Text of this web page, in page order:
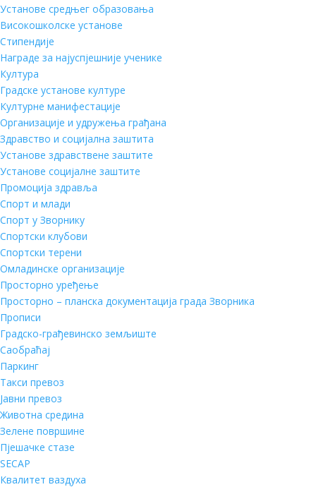
Установе средњег образовања
Високошколске установе
Стипендије
Награде за најуспјешније ученике
Култура
Градске установе културе
Културне манифестације
Организације и удружења грађана
Здравство и социјална заштита
Установе здравствене заштите
Установе социјалне заштите
Промоција здравља
Спорт и млади
Спорт у Зворнику
Спортски клубови
Спортски терени
Омладинске организације
Просторно уређење
Просторно – планска документација града Зворника
Прописи
Градско-грађевинско земљиште
Саобраћај
Паркинг
Такси превоз
Јавни превоз
Животна средина
Зелене површине
Пјешачке стазе
SECAP
Квалитет ваздуха